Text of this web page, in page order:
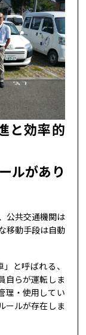
と効率的
ルがあり
公共交通機関は
移動手段は自動
と呼ばれる、
自らが運転しま
理・使用してい
ールが存在しま